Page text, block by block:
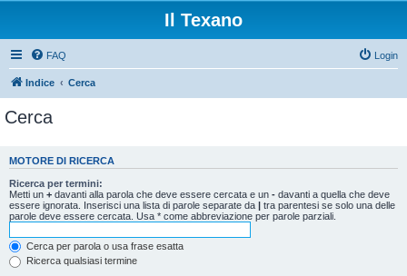
Il Texano
FAQ Login
Indice Cerca
Cerca
MOTORE DI RICERCA
Ricerca per termini:
Metti un + davanti alla parola che deve essere cercata e un - davanti a quella che deve
essere ignorata. Inserisci una lista di parole separate da | tra parentesi se solo una delle
parole deve essere cercata. Usa * come abbreviazione per parole parziali.
Cerca per parola o usa frase esatta
Ricerca qualsiasi termine